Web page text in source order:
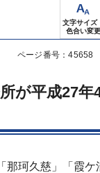
文字サイズ
色合い変更
ページ番号：45658
が平成27年
那珂久慈」「霞ケ